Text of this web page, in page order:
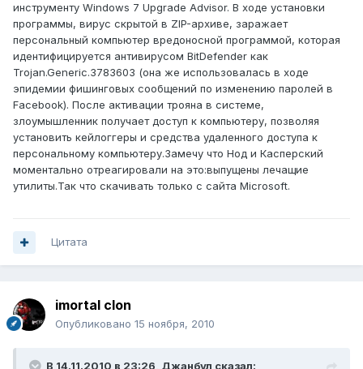
инструменту Windows 7 Upgrade Advisor. В ходе установки
программы, вирус скрытой в ZIP-архиве, заражает
персональный компьютер вредоносной программой, которая
идентифицируется антивирусом BitDefender как
Trojan.Generic.3783603 (она же использовалась в ходе
эпидемии фишинговых сообщений по изменению паролей в
Facebook). После активации трояна в системе,
злоумышленник получает доступ к компьютеру, позволяя
установить кейлоггеры и средства удаленного доступа к
персональному компьютеру.Замечу что Нод и Касперский
моментально отреагировали на это:выпущены лечащие
утилиты.Так что скачивать только с сайта Microsoft.
Цитата
imortal clon
Опубликовано 15 ноября, 2010
В 14.11.2010 в 23:26, Джанбул сказал: